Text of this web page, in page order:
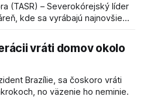
(TASR) – Severokórejský líder
kde sa vyrábajú najnovšie
štátne médiá KĽDR, na ktoré
vráti domov okolo
Brazílie, sa čoskoro vráti
no väzenie ho neminie.